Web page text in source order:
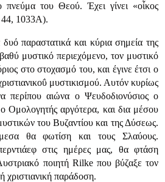
πνεύμα του Θεού. Έχει γίνει «οἶκος
44, 1033Α).
παραστατικά και κύρια σημεία της
μυστικό περιεχόμενο, τον μυστικό
στο στοχασμό του, και έγινε έτσι ο
μυστικισμού. Αυτόν κυρίως
περίπου αιώνα ο Ψευδοδιονύσιος ο
Ομολογητής αργότερα, και δια μέσου
του Βυζαντίου και της Δύσεως.
θα φωτίση και τους Σλαύους.
στις ημέρες μας, θα φτάση
ποιητή Rilke που βύζαξε τον
χριστιανική παράδοση.